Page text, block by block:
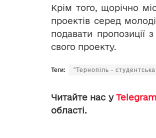
Крім того, щорічно
проектів серед
подавати пропозиції
свого проекту.
Теги: "Тернопіль -
Читайте нас уTelegram
області.